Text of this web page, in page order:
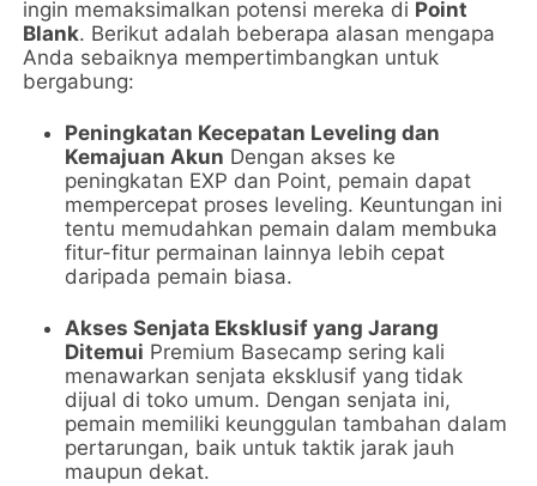
ingin memaksimalkan potensi mereka di Point
Blank. Berikut adalah beberapa alasan mengapa
Anda sebaiknya mempertimbangkan untuk
bergabung:
Peningkatan Kecepatan Leveling dan
Kemajuan Akun Dengan akses ke
peningkatan EXP dan Point, pemain dapat
mempercepat proses leveling. Keuntungan ini
tentu memudahkan pemain dalam membuka
fitur-fitur permainan lainnya lebih cepat
daripada pemain biasa.
Akses Senjata Eksklusif yang Jarang
Ditemui Premium Basecamp sering kali
menawarkan senjata eksklusif yang tidak
dijual di toko umum. Dengan senjata ini,
pemain memiliki keunggulan tambahan dalam
pertarungan, baik untuk taktik jarak jauh
maupun dekat.